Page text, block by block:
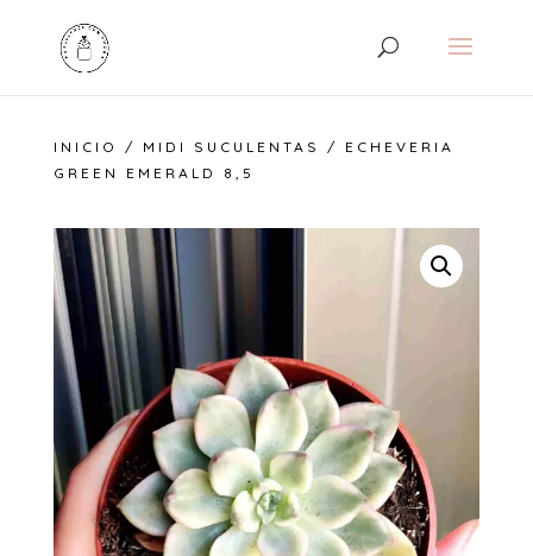
INICIO / MIDI SUCULENTAS
/ ECHEVERIA
GREEN EMERALD 8,5